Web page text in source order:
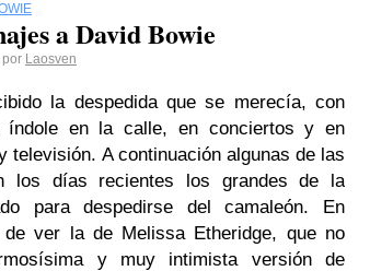
a David Bowie
por Laosven
la despedida que se merecía, con
índole en la calle, en conciertos y en
televisión. A continuación algunas de las
los días recientes los grandes de la
para despedirse del camaleón. En
ver la de Melissa Etheridge, que no
y muy intimista versión de